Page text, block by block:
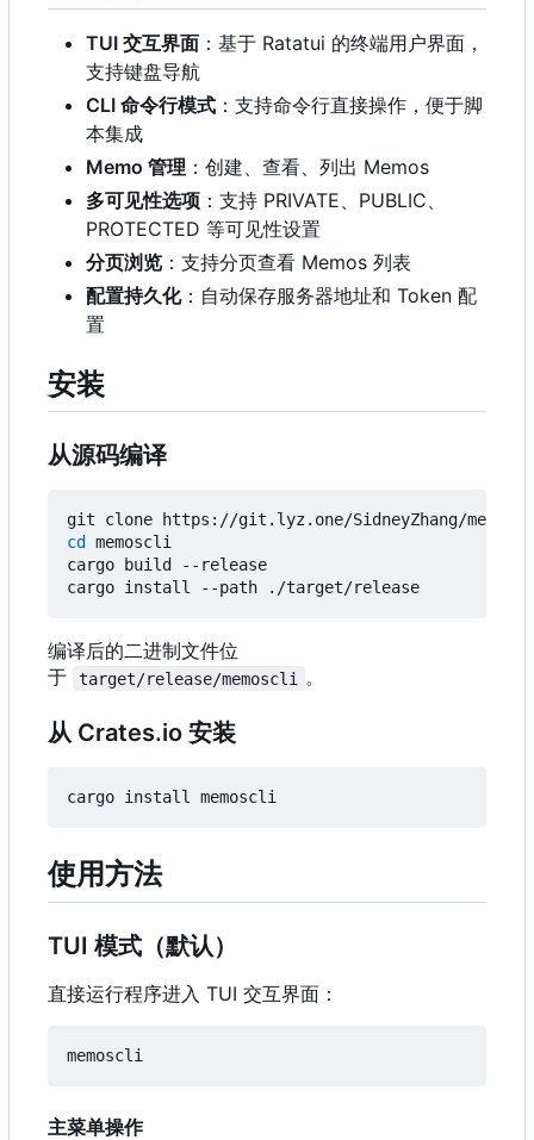
TUI 交互界面 ：基于 Ratatui 的终端用户界面，
支持键盘导航
CLI 命令行模式 ：支持命令行直接操作，便于脚
本集成
Memo 管理 ：创建、查看、列出 Memos
多可见性选项 ：支持 PRIVATE、PUBLIC、
PROTECTED 等可见性设置
分页浏览 ：支持分页查看 Memos 列表
配置持久化：自动保存服务器地址和 Token 配
置
安装
从源码编译
cd
memoscli
cargo build --release
编译后的二进制文件位
于
target/release/memoscli 。
从 Crates.io 安装
使用方法
TUI 模式（默认）
直接运行程序进入 TUI 交互界面：
主菜单操作